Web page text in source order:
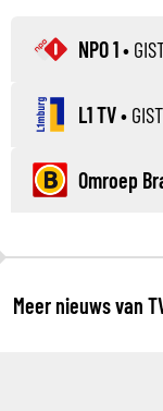
NPO 1•
L1 TV•
Omroep
Meer nieuws van